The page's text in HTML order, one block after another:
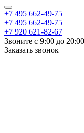
+7 495 662-49-75
+7 495 662-49-75
+7 920 621-82-67
Звоните с 9:00 до 20:00
Заказать звонок